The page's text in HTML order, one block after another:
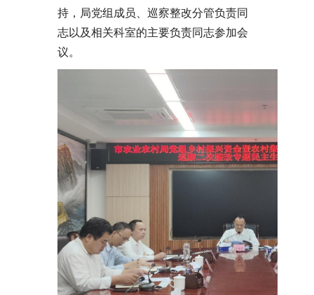
持，局党组成员、巡察整改分管负责同
志以及相关科室的主要负责同志参加会
议。